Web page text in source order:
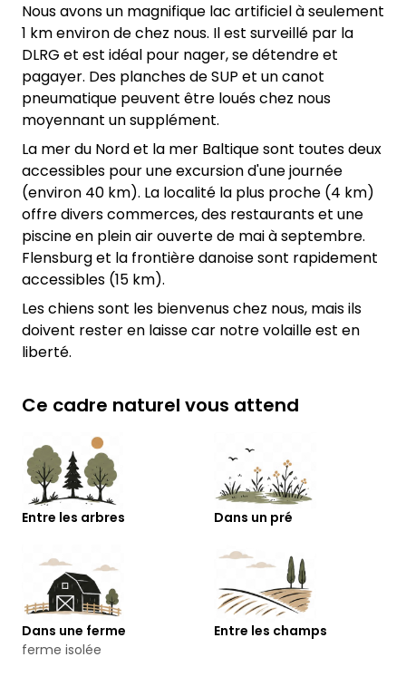
Nous avons un magnifique lac artificiel à seulement
1 km environ de chez nous. Il est surveillé par la
DLRG et est idéal pour nager, se détendre et
pagayer. Des planches de SUP et un canot
pneumatique peuvent être loués chez nous
moyennant un supplément.
La mer du Nord et la mer Baltique sont toutes deux
accessibles pour une excursion d'une journée
(environ 40 km). La localité la plus proche (4 km)
offre divers commerces, des restaurants et une
piscine en plein air ouverte de mai à septembre.
Flensburg et la frontière danoise sont rapidement
accessibles (15 km).
Les chiens sont les bienvenus chez nous, mais ils
doivent rester en laisse car notre volaille est en
liberté.
Ce cadre naturel vous attend
Entre les arbres Dans un pré
Dans une ferme
ferme isolée
Entre les champs